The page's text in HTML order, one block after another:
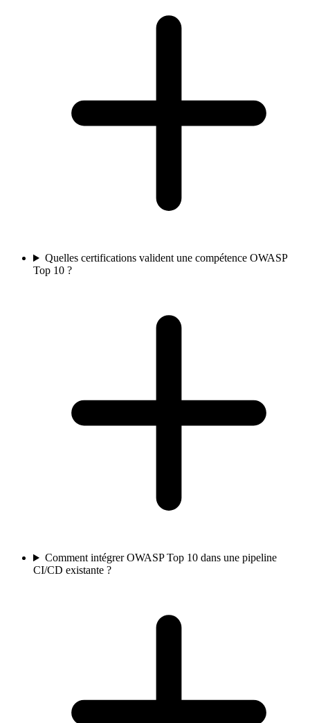
Quelles certifications valident une compétence OWASP
Top 10 ?
Comment intégrer OWASP Top 10 dans une pipeline
CI/CD existante ?